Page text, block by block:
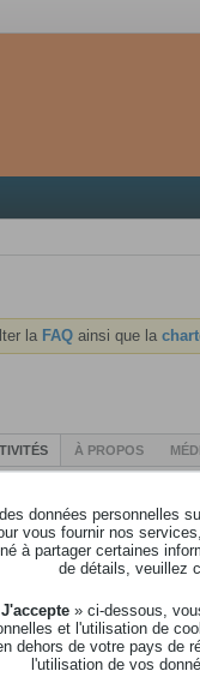
la FAQ ainsi que la
À PROPOS
données personnelles
vous fournir nos
à partager certaines
de détails, veuillez
J'accepte » ci-dessous,
et l'utilisation de
dehors de votre pays de
l'utilisation de vos